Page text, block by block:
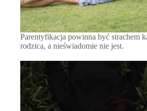
Parentyfikacja powinna być strachem
rodzica, a nieświadomie nie jest.